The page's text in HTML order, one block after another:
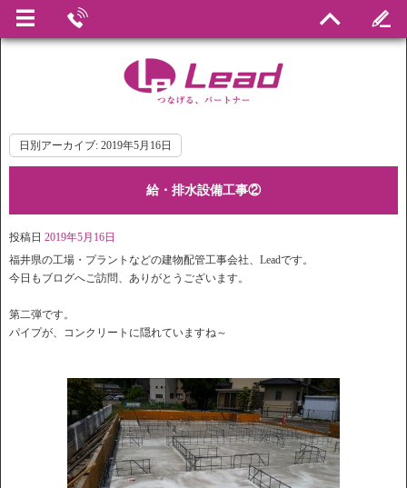
日別アーカイブ: 2019年5月16日
給・排水設備工事②
投稿日 2019年5月16日
福井県の工場・プラントなどの建物配管工事会社、Leadです。
今日もブログへご訪問、ありがとうございます。
第二弾です。
パイプが、コンクリートに隠れていますね～